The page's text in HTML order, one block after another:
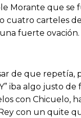
Morante que se
cuatro carteles
fuerte ovación.
de que repetía,
iba algo justo de
con Chicuelo,
con un quite